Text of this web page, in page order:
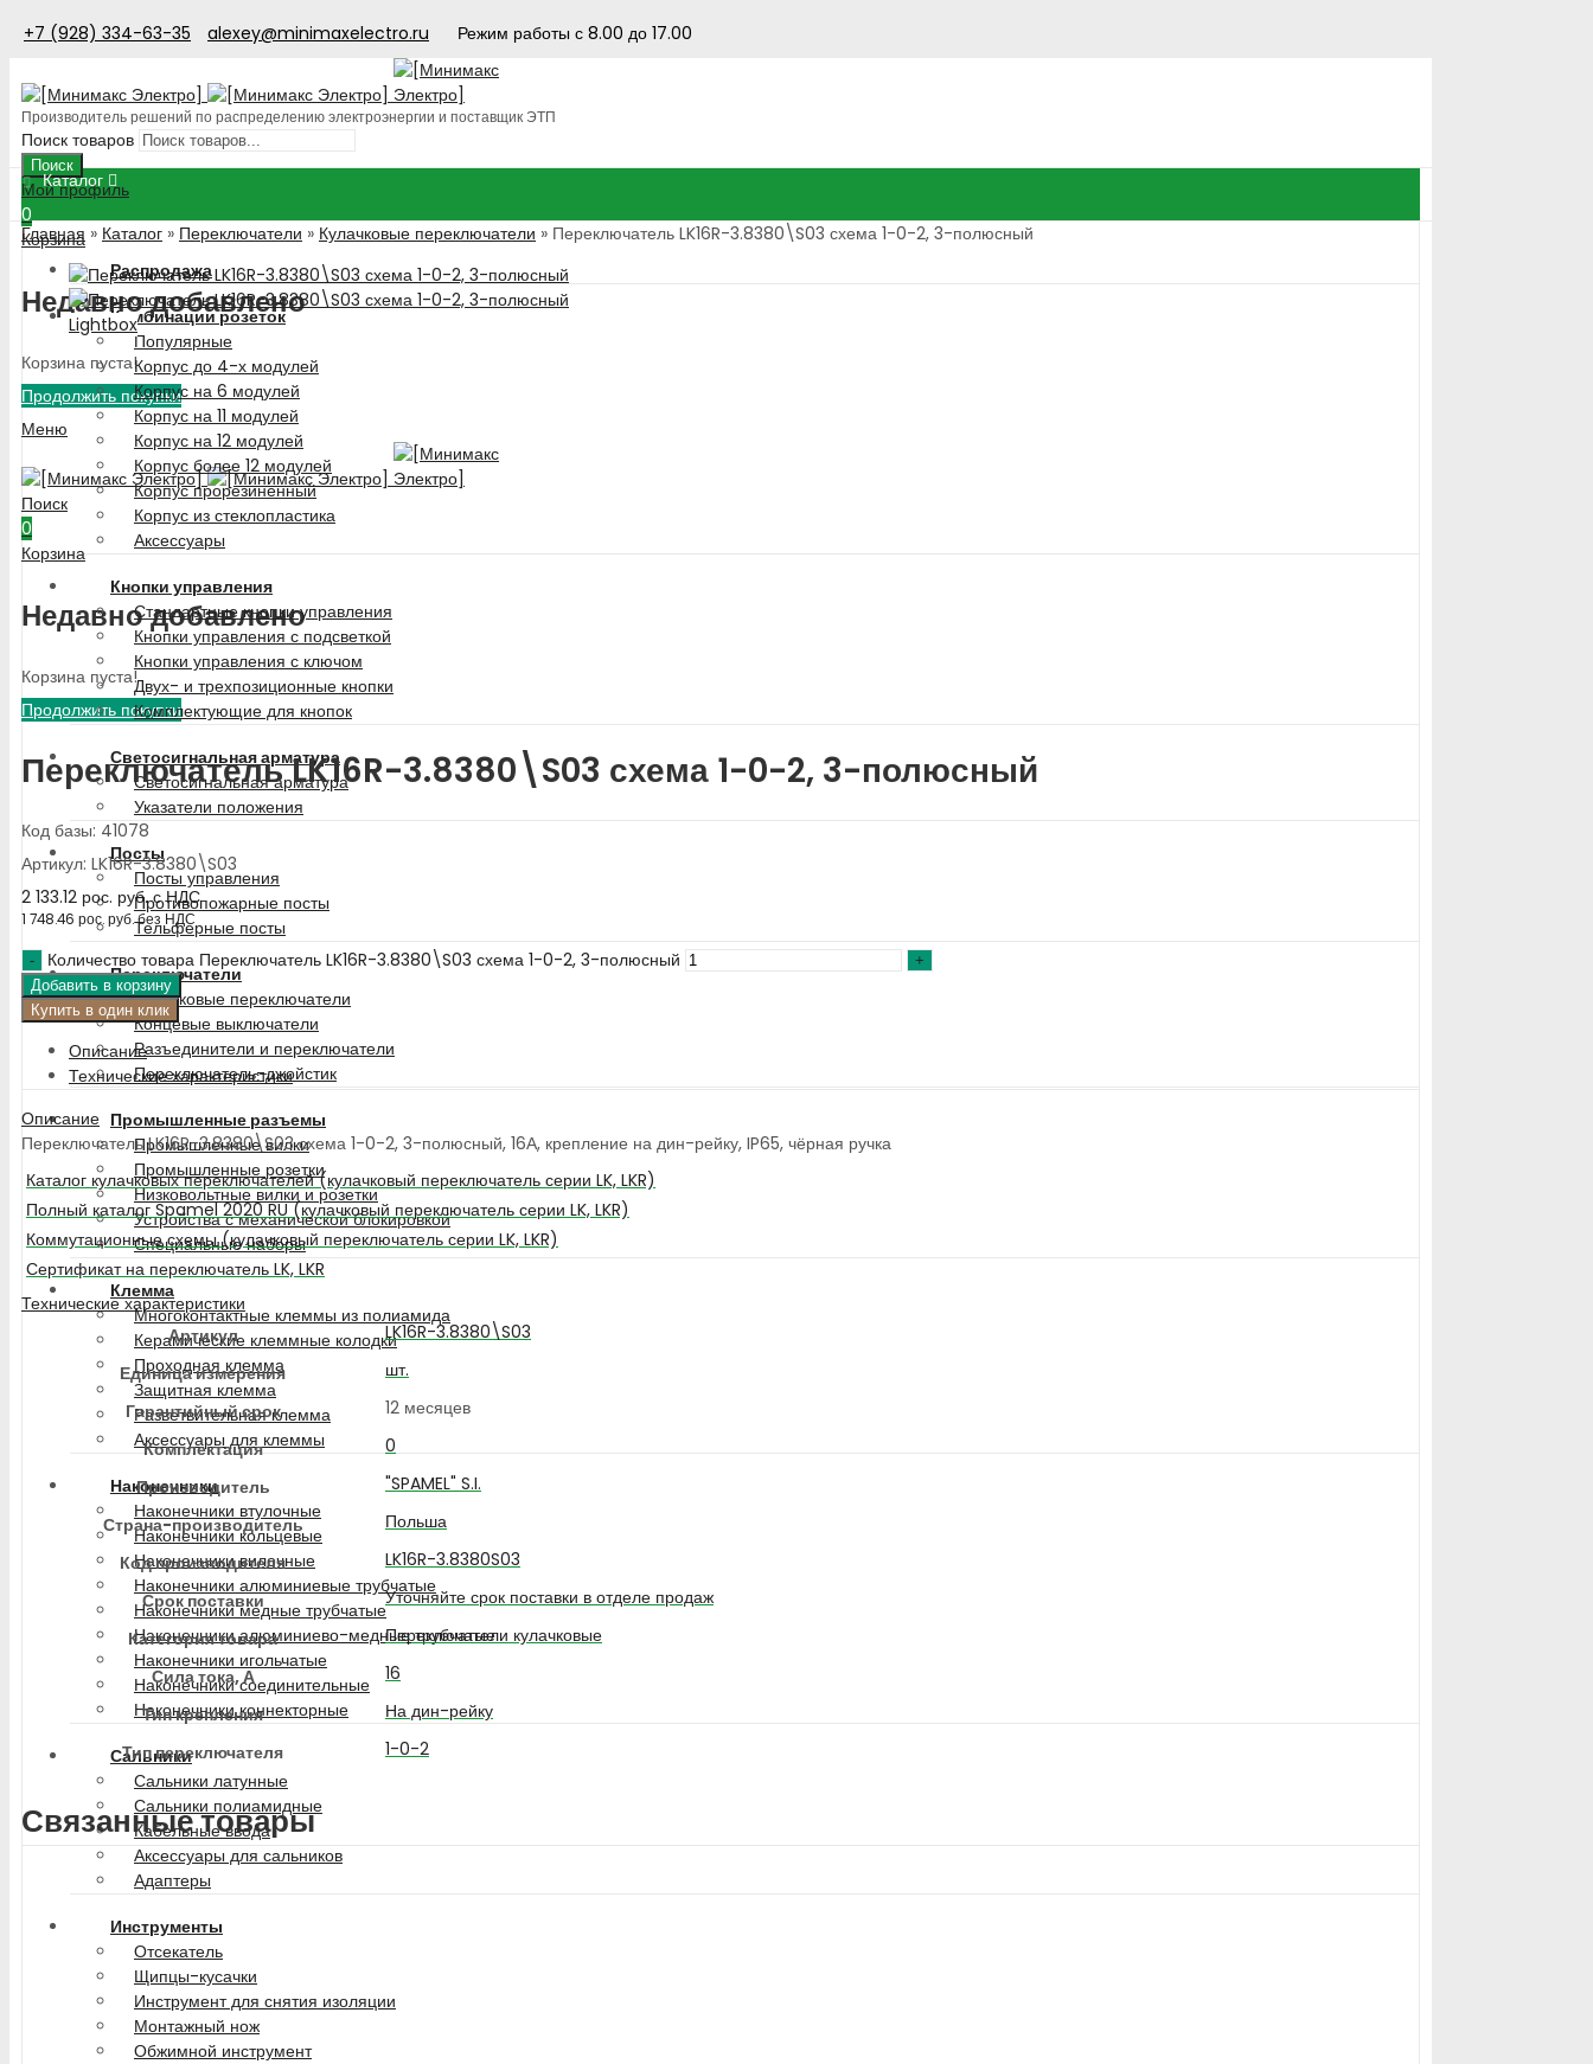
+7 (928) 334-63-35 alexey@minimaxelectro.ru Режим работы с 8.00 до 17.00
Производитель решений по распределению электроэнергии и поставщик ЭТП
Поиск товаров
Поиск
Мой профиль
0
Корзина
Недавно добавлено
Корзина пуста!
Продолжить покупки
Меню
Поиск
0
Корзина
Недавно добавлено
Корзина пуста!
Продолжить покупки
Каталог
Распродажа
Комбинации розеток
Популярные
Корпус до 4-х модулей
Корпус на 6 модулей
Корпус на 11 модулей
Корпус на 12 модулей
Корпус более 12 модулей
Корпус прорезиненный
Корпус из стеклопластика
Аксессуары
Кнопки управления
Стандартные кнопки управления
Кнопки управления с подсветкой
Кнопки управления с ключом
Двух- и трехпозиционные кнопки
Комплектующие для кнопок
Светосигнальная арматура
Светосигнальная арматура
Указатели положения
Посты
Посты управления
Противопожарные посты
Тельферные посты
Переключатели
Кулачковые переключатели
Концевые выключатели
Разъединители и переключатели
Переключатель-джойстик
Промышленные разъемы
Промышленные вилки
Промышленные розетки
Низковольтные вилки и розетки
Устройства с механической блокировкой
Специальные наборы
Клемма
Многоконтактные клеммы из полиамида
Керамические клеммные колодки
Проходная клемма
Защитная клемма
Разветвительная клемма
Аксессуары для клеммы
Наконечники
Наконечники втулочные
Наконечники кольцевые
Наконечники вилочные
Наконечники алюминиевые трубчатые
Наконечники медные трубчатые
Наконечники алюминиево-медные трубчатые
Наконечники игольчатые
Наконечники соединительные
Наконечники коннекторные
Сальники
Сальники латунные
Сальники полиамидные
Кабельные ввода
Аксессуары для сальников
Адаптеры
Инструменты
Отсекатель
Щипцы-кусачки
Инструмент для снятия изоляции
Монтажный нож
Обжимной инструмент
Главная » Каталог » Переключатели » Кулачковые переключатели » Переключатель LK16R-3.8380\S03 схема 1-0-2, 3-полюсный
Lightbox
Переключатель LK16R-3.8380\S03 схема 1-0-2, 3-полюсный
Код базы: 41078
Артикул: LK16R-3.8380\S03
2 133.12 рос. руб.с НДС
1 748.46 рос. руб.без НДС
Количество товара Переключатель LK16R-3.8380\S03 схема 1-0-2, 3-полюсный
Добавить в корзину
Купить в один клик
Описание
Технические характеристики
Описание
Переключатель LK16R-3.8380\S03 схема 1-0-2, 3-полюсный, 16А, крепление на дин-рейку, IP65, чёрная ручка
Каталог кулачковых переключателей (кулачковый переключатель серии LK, LKR)
Полный каталог Spamel 2020 RU (кулачковый переключатель серии LK, LKR)
Коммутационные схемы (кулачковый переключатель серии LK, LKR)
Сертификат на переключатель LK, LKR
Технические характеристики
Артикул
LK16R-3.8380\S03
Единица измерения
шт.
Гарантийный срок
12 месяцев
Комплектация
0
Производитель
"SPAMEL" S.I.
Страна-производитель
Польша
Код производителя
LK16R-3.8380S03
Срок поставки
Уточняйте срок поставки в отделе продаж
Категория товара
Переключатели кулачковые
Сила тока, А
16
Тип крепления
На дин-рейку
Тип переключателя
1-0-2
Связанные товары